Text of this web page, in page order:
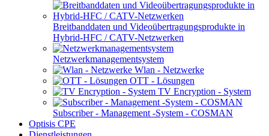
Breitbanddaten und Videoübertragungsprodukte in
Hybrid-HFC / CATV-Netzwerken
Netzwerkmanagementsystem
Wlan - Netzwerke
OTT - Lösungen
TV Encryption - System
Subscriber - Management -System - COSMAN
Optisis CPE